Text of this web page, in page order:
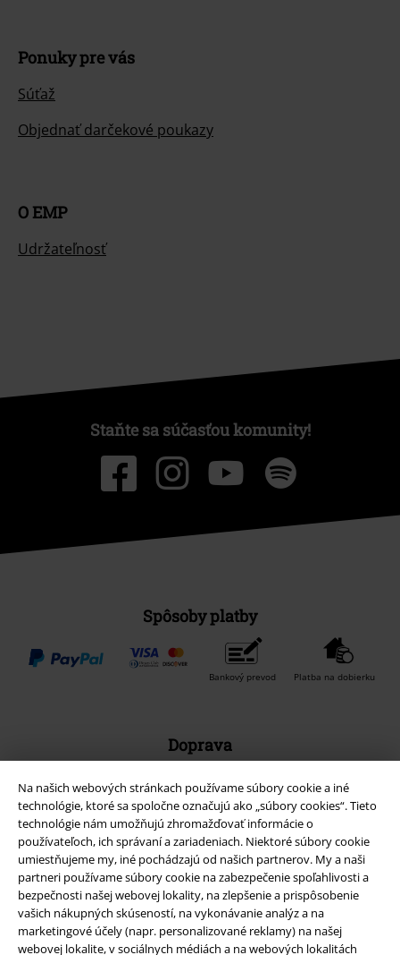
Na našich webových stránkach používame súbory cookie a iné
technológie, ktoré sa spoločne označujú ako „súbory cookies“. Tieto
technológie nám umožňujú zhromažďovať informácie o
používateľoch, ich správaní a zariadeniach. Niektoré súbory cookie
umiestňujeme my, iné pochádzajú od našich partnerov. My a naši
partneri používame súbory cookie na zabezpečenie spoľahlivosti a
bezpečnosti našej webovej lokality, na zlepšenie a prispôsobenie
vašich nákupných skúseností, na vykonávanie analýz a na
marketingové účely (napr. personalizované reklamy) na našej
webovej lokalite, v sociálnych médiách a na webových lokalitách
Ponuky pre vás
Súťaž
Objednať darčekové poukazy
O EMP
Udržateľnosť
Staňte sa súčasťou komunity!
Spôsoby platby
Bankový prevod Platba na dobierku
Doprava
Nová aplikácia EMP
Stiahnite si novú EMP aplikáciu zdarma a využite všetky nové
funkcie a výhody!